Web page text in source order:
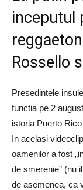
inceputul
Rossello
Presedintele
functia pe 2
istoria Puerto
In acelasi
oamenilor a fost
de smerenie” (nu
de asemenea, ca